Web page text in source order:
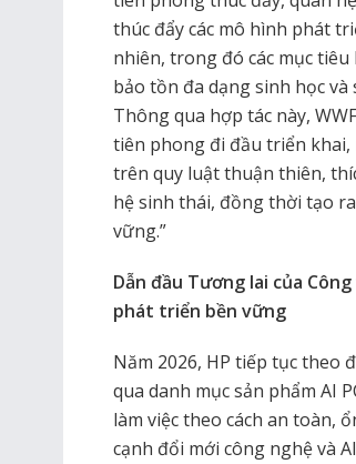
thúc đẩy các mô hình phát
nhiên, trong đó các mục
bảo tồn đa dạng sinh học
Thông qua hợp tác này,
tiên phong đi đầu triển
trên quy luật thuận thiên,
hệ sinh thái, đồng thời tạo
vững.”
Dẫn đầu Tương lai của
phát triển bền vững
Năm 2026, HP tiếp tục theo
qua danh mục sản phẩm AI
làm việc theo cách an toàn,
cạnh đổi mới công nghệ và